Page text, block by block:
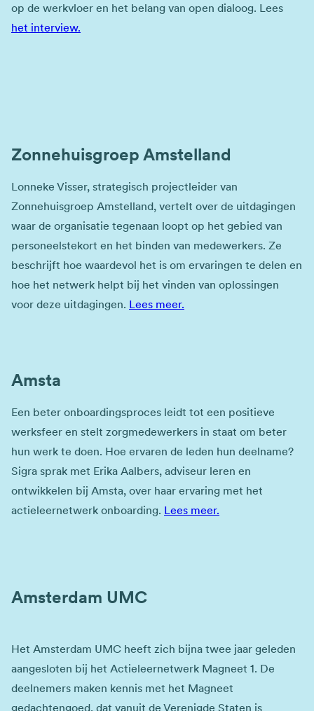
op de werkvloer en het belang van open dialoog. Lees
het interview.
Zonnehuisgroep Amstelland
Lonneke Visser, strategisch projectleider van
Zonnehuisgroep Amstelland, vertelt over de uitdagingen
waar de organisatie tegenaan loopt op het gebied van
personeelstekort en het binden van medewerkers. Ze
beschrijft hoe waardevol het is om ervaringen te delen en
hoe het netwerk helpt bij het vinden van oplossingen
voor deze uitdagingen. Lees meer.
Amsta
Een beter onboardingsproces leidt tot een positieve
werksfeer en stelt zorgmedewerkers in staat om beter
hun werk te doen. Hoe ervaren de leden hun deelname?
Sigra sprak met Erika Aalbers, adviseur leren en
ontwikkelen bij Amsta, over haar ervaring met het
actieleernetwerk onboarding. Lees meer.
Amsterdam UMC
Het Amsterdam UMC heeft zich bijna twee jaar geleden
aangesloten bij het Actieleernetwerk Magneet 1. De
deelnemers maken kennis met het Magneet
gedachtengoed, dat vanuit de Verenigde Staten is